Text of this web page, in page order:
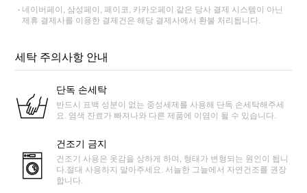
네이버페이, 삼성페이, 페이코, 카카오페이 같은 당사 결제 시스템이 아닌
제휴 결제사를 이용한 결제건은 해당 결제사에서 환불 처리됩니다.
세탁 주의사항 안내
단독 손세탁
반드시 표백 성분이 없는 중성세제를 사용해 단독 손세탁해주세
요. 염색 잔료가 빠져나와 다른 제품에 이염이 될 수 있습니다.
건조기 금지
건조기 사용은 옷감을 상하게 하며, 형태가 변형되는 원인이 됩니
다.절대 사용하지 말아주세요. 서늘한 그늘에서 자연건조를 권장
합니다.